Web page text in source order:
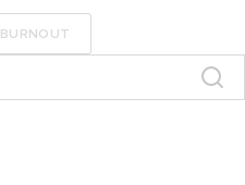
BURNOUT